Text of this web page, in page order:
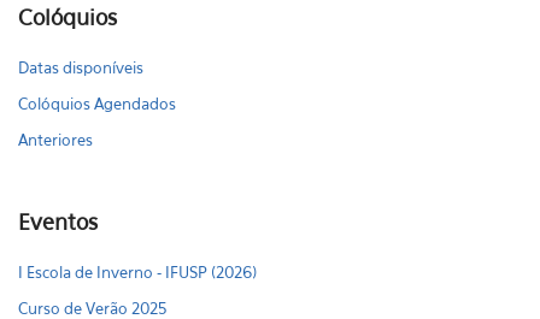
Colóquios
Datas disponíveis
Colóquios Agendados
Anteriores
Eventos
I Escola de Inverno - IFUSP (2026)
Curso de Verão 2025